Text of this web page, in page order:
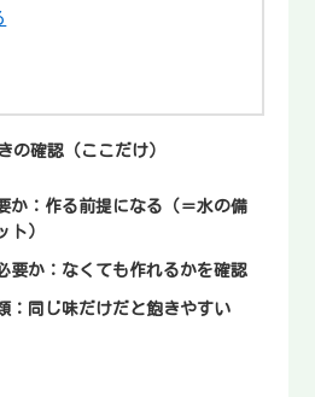
の確認（ここだけ）
か ：作る前提になる（＝水の備
ト）
要か ：なくても作れるかを確認
：同じ味だけだと飽きやすい